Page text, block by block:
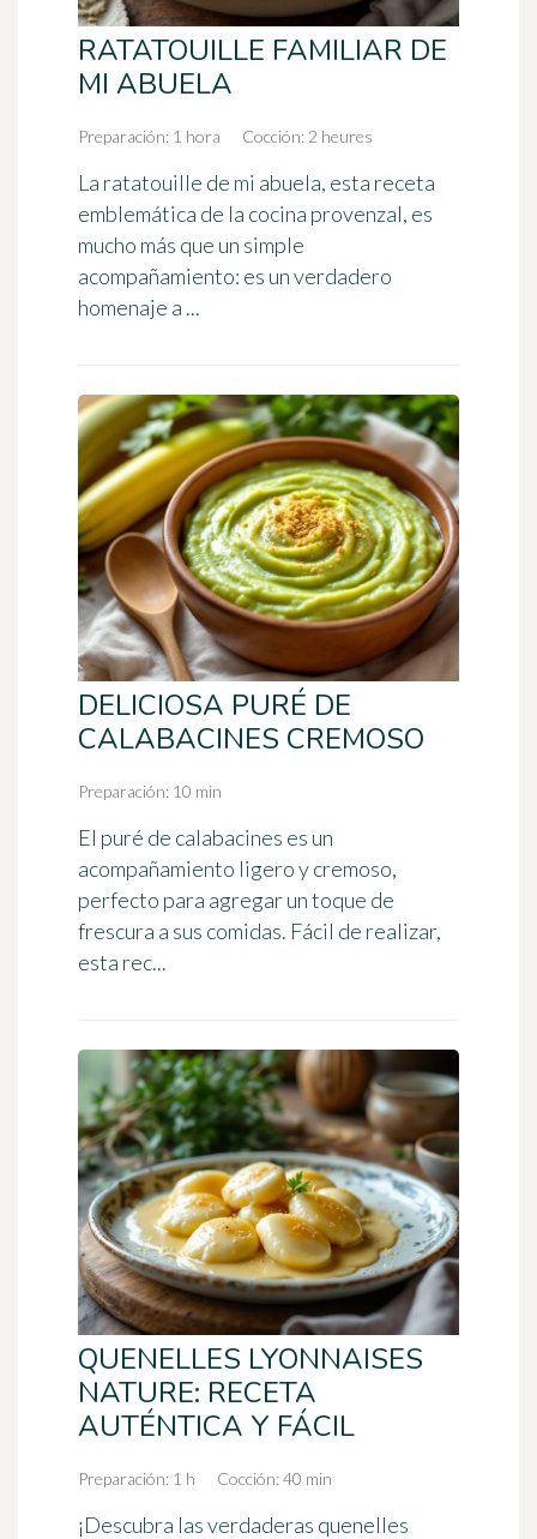
RATATOUILLE FAMILIAR DE
MI ABUELA
Preparación: 1 hora Cocción: 2 heures
La ratatouille de mi abuela, esta receta
emblemática de la cocina provenzal, es
mucho más que un simple
acompañamiento: es un verdadero
homenaje a ...
DELICIOSA PURÉ DE
CALABACINES CREMOSO
Preparación: 10 min
El puré de calabacines es un
acompañamiento ligero y cremoso,
perfecto para agregar un toque de
frescura a sus comidas. Fácil de realizar,
esta rec...
QUENELLES LYONNAISES
NATURE: RECETA
AUTÉNTICA Y FÁCIL
Preparación: 1 h Cocción: 40 min
¡Descubra las verdaderas quenelles